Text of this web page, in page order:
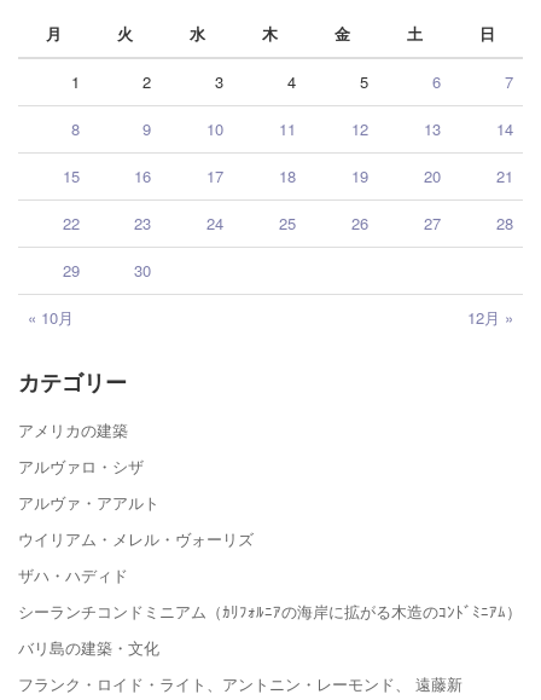
月
火 水 木 金 土 日
« 10月 12月 »
1 2 3 4 5 6 7
8 9 10 11 12 13 14
15 16 17 18 19 20 21
22 23 24 25 26 27 28
29 30
カテゴリー
アメリカの建築
アルヴァロ・シザ
アルヴァ・アアルト
ウイリアム・メレル・ヴォーリズ
ザハ・ハディド
シーランチコンドミニアム（ｶﾘﾌｫﾙﾆｱの海岸に拡がる木造のｺﾝﾄﾞﾐﾆｱﾑ）
バリ島の建築・文化
フランク・ロイド・ライト、アントニン・レーモンド、 遠藤新